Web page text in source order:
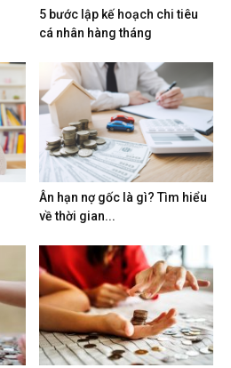
5 bước lập kế hoạch chi tiêu
cá nhân hàng tháng
Ân hạn nợ gốc là gì? Tìm hiểu
về thời gian...